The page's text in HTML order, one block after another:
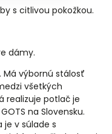
s citlivou pokožkou.
dámy.
výbornú stálosť
všetkých
realizuje potlač je
na Slovensku.
v súlade s